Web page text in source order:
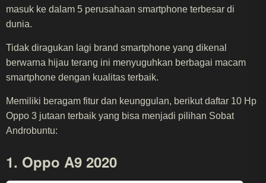
masuk ke dalam 5 perusahaan smartphone terbesar di
dunia.
Tidak diragukan lagi brand smartphone yang dikenal
berwarna hijau terang ini menyuguhkan berbagai macam
smartphone dengan kualitas terbaik.
Memiliki beragam fitur dan keunggulan, berikut daftar 10 Hp
Oppo 3 jutaan terbaik yang bisa menjadi pilihan Sobat
Androbuntu:
1. Oppo A9 2020